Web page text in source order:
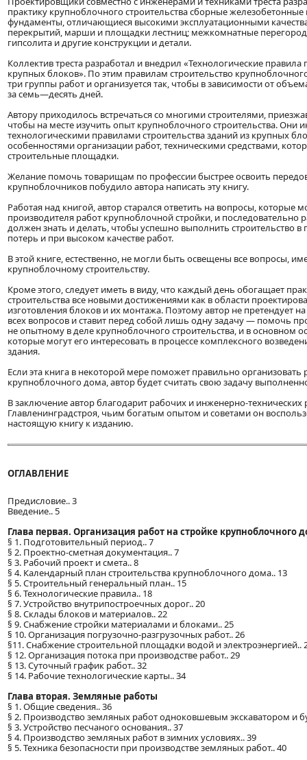
практику крупноблочного строительства сборные
фундаменты, отличающиеся высокими эксплуатационными
перекрытий, марши и площадки лестниц; межкомнатные
гипсолита и другие конструкции и детали.
Коллектив треста разработал и внедрил «Технологические
крупных блоков». По этим правилам строительство
три группы работ и организуется так, чтобы в зависимости от
за семь—десять дней.
Автору приходилось встречаться со многими строителями,
чтобы на месте изучить опыт крупноблочного строительства. Они
технологическими правилами строительства зданий из крупных
особенностями организации работ, техническими средствами,
строительные площадки.
Желание помочь товарищам по профессии быстрее освоить
крупноблочников побудило автора написать эту книгу.
Работая над книгой, автор старался ответить на вопросы, которые
производителя работ крупноблочной стройки, и последовательно
должен знать и делать, чтобы успешно выполнить строительство
потерь и при высоком качестве работ.
В этой книге, естественно, не могли быть освещены все вопросы,
крупноблочному строительству.
Кроме этого, следует иметь в виду, что каждый день обогащает
строительства все новыми достижениями как в области
изготовления блоков и их монтажа. Поэтому автор не претендует
всех вопросов и ставит перед собой лишь одну задачу — помочь
не опытному в деле крупноблочного строительства, и в основном
которые могут его интересовать в процессе комплексного
здания.
Если эта книга в некоторой мере поможет правильно
крупноблочного дома, автор будет считать свою задачу
В заключение автор благодарит рабочих и инженерно-технических
Главленинградстроя, чьим богатым опытом и советами он
настоящую книгу к изданию.
ОГЛАВЛЕНИЕ
Предисловие.. 3
Введение.. 5
Глава первая. Организация работ на стройке крупноблочного
§ 1. Подготовительный период.. 7
§ 2. Проектно-сметная документация.. 7
§ 3. Рабочий проект и смета.. 8
§ 4. Календарный план строительства крупноблочного дома.. 13
§ 5. Строительный генеральный план.. 15
§ 6. Технологические правила.. 18
§ 7. Устройство внутрипостроечных дорог.. 20
§ 8. Склады блоков и материалов.. 22
§ 9. Снабжение стройки материалами и блоками.. 25
§ 10. Организация погрузочно-разгрузочных работ.. 26
§11. Снабжение строительной площадки водой и электроэнергией..
§ 12. Организация потока при производстве работ.. 29
§ 13. Суточный график работ.. 32
§ 14. Рабочие технологические карты.. 34
Глава вторая. Земляные работы
§ 1. Общие сведения.. 36
§ 2. Производство земляных работ одноковшевым экскаватором и
§ 3. Устройство песчаного основания.. 37
§ 4. Производство земляных работ в зимних условиях.. 39
§ 5. Техника безопасности при производстве земляных работ.. 40